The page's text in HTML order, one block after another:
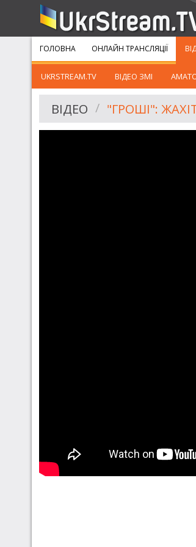
ГОЛОВНА ОНЛАЙН ТРАНСЛЯЦІЇ
UKRSTREAM.TV ВІДЕО ЗМІ
ВІДЕО "ГРОШІ":